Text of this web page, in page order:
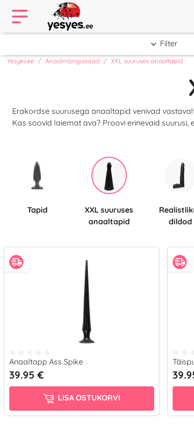
Yesyes.ee Anaalmänguasjad XXL suuruses anaaltapid
Filter
Erakordse suurusega anaaltapid venivad
Kas soovid laiemat ava? Proovi erinevaid
Tapid
XXL suuruses
anaaltapid
Realistlikud
dildod
Anaaltapp Ass Spike
39.95 €
LISA OSTUKORVI